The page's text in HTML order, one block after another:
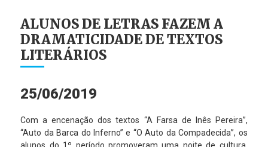
ALUNOS DE LETRAS FAZEM A
DRAMATICIDADE DE TEXTOS
LITERÁRIOS
25/06/2019
Com a encenação dos textos “A Farsa de Inês Pereira”,
“Auto da Barca do Inferno” e “O Auto da Compadecida”, os